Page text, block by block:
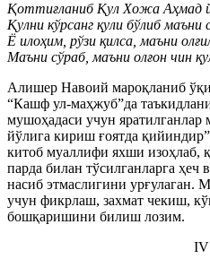
Қоттиғланиб Қул Хожа Аҳмад
Қулни кўрсанг қули бўлиб маъни
Ё илоҳим, рўзи қилса, маъни
Маъни сўраб, маъни олғон чин
Алишер Навоий мароқланиб
“Кашф ул-маҳжуб”да
мушоҳадаси учун яратилганлар
йўлига кириш ғоятда
китоб муаллифи яхши изоҳлаб,
парда билан тўсилганларга
насиб этмаслигини урғулаган.
учун фикрлаш, захмат чекиш,
бошқаришини билиш лозим.
IV